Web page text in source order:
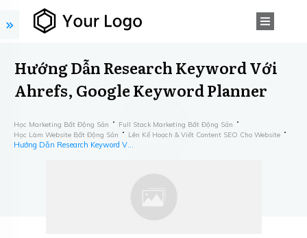
Hướng Dẫn Research Keyword Với
Ahrefs, Google Keyword Planner
Học Marketing Bất Động Sản
Full Stack Marketing Bất Động Sản
Học Làm Website Bất Động Sản
Lên Kế Hoạch & Viết Content SEO Cho Website